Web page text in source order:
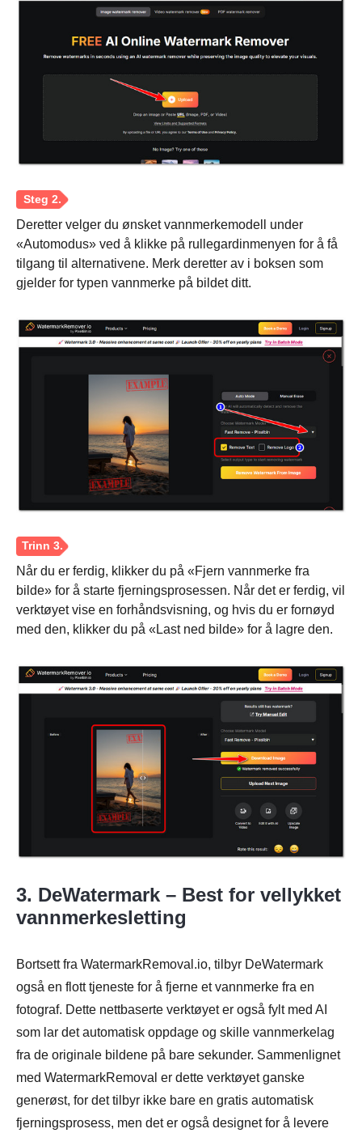
Trinn 1.
Steg 2.
Deretter velger du ønsket vannmerkemodell under
«Automodus» ved å klikke på rullegardinmenyen for å få
tilgang til alternativene. Merk deretter av i boksen som
gjelder for typen vannmerke på bildet ditt.
Når du er ferdig, klikker du på «Fjern vannmerke fra
bilde» for å starte fjerningsprosessen. Når det er ferdig, vil
verktøyet vise en forhåndsvisning, og hvis du er fornøyd
med den, klikker du på «Last ned bilde» for å lagre den.
3. DeWatermark – Best for vellykket
vannmerkesletting
Bortsett fra WatermarkRemoval.io, tilbyr DeWatermark
også en flott tjeneste for å fjerne et vannmerke fra en
fotograf. Dette nettbaserte verktøyet er også fylt med AI
som lar det automatisk oppdage og skille vannmerkelag
fra de originale bildene på bare sekunder. Sammenlignet
med WatermarkRemoval er dette verktøyet ganske
generøst, for det tilbyr ikke bare en gratis automatisk
fjerningsprosess, men det er også designet for å levere